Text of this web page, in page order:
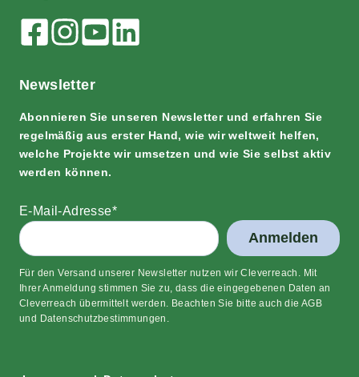
News­let­ter
Abon­nie­ren Sie unse­ren News­let­ter und erfah­ren Sie
regel­mä­ßig aus ers­ter Hand, wie wir welt­weit hel­fen,
wel­che Pro­jek­te wir umset­zen und wie Sie selbst aktiv
wer­den können.
E‑Mail-Adres­se*
Anmelden
Für den Ver­sand unse­rer News­let­ter nut­zen wir Cle­ver­reach. Mit
Ihrer Anmel­dung stim­men Sie zu, dass die ein­ge­ge­be­nen Daten an
Cle­ver­reach über­mit­telt wer­den. Beach­ten Sie bit­te auch die AGB
und Datenschutzbestimmungen.